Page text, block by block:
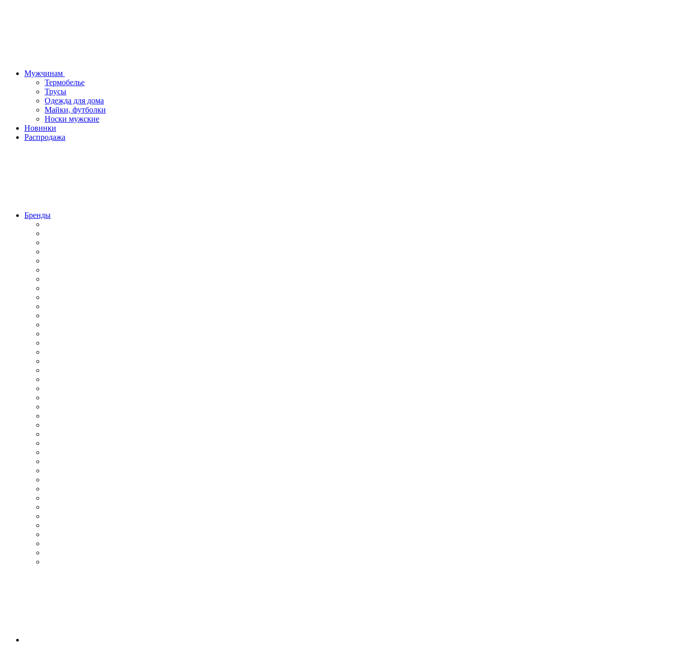
Мужчинам
Термобелье
Трусы
Одежда для дома
Майки, футболки
Носки мужские
Новинки
Распродажа
Бренды